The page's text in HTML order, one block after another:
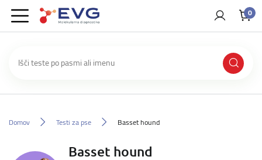
0
Domov Testi za pse Basset hound
Basset hound